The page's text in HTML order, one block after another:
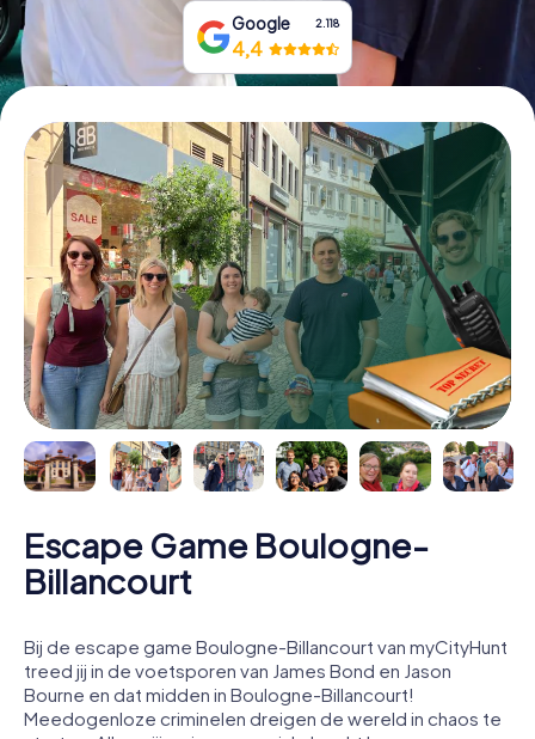
Google 2.118
4,4
Escape Game Boulogne-
Billancourt
Bij de escape game Boulogne-Billancourt van myCityHunt
treed jij in de voetsporen van James Bond en Jason
Bourne en dat midden in Boulogne-Billancourt!
Meedogenloze criminelen dreigen de wereld in chaos te